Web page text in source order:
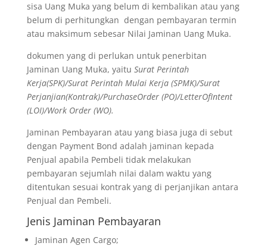
sisa Uang Muka yang belum di kembalikan atau yang
belum di perhitungkan dengan pembayaran termin
atau maksimum sebesar Nilai Jaminan Uang Muka.
dokumen yang di perlukan untuk penerbitan
Jaminan Uang Muka, yaitu Surat Perintah
Kerja(SPK)/Surat Perintah Mulai Kerja (SPMK)/Surat
Perjanjian(Kontrak)/PurchaseOrder (PO)/LetterOfIntent
(LOI)/Work Order (WO).
Jaminan Pembayaran atau yang biasa juga di sebut
dengan Payment Bond adalah jaminan kepada
Penjual apabila Pembeli tidak melakukan
pembayaran sejumlah nilai dalam waktu yang
ditentukan sesuai kontrak yang di perjanjikan antara
Penjual dan Pembeli.
Jenis Jaminan Pembayaran
Jaminan Agen Cargo;